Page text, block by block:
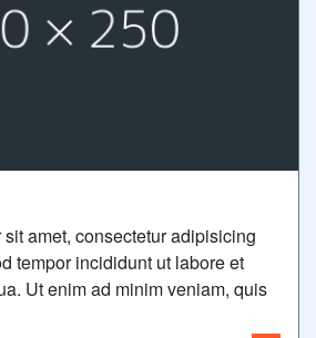
amet, consectetur adipisicing
tempor incididunt ut labore et
Ut enim ad minim veniam, quis